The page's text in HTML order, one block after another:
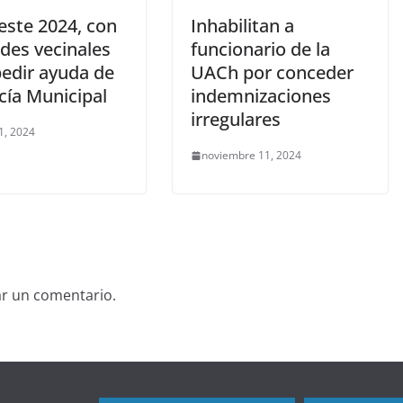
2024, con
vecinales
ayuda de
Municipal
2024
Inhabilitan a
funcionario de la
UACh por conceder
indemnizaciones
irregulares
noviembre 11, 2024
un comentario.